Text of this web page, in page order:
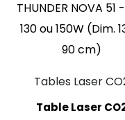
Tables Laser
Table Laser